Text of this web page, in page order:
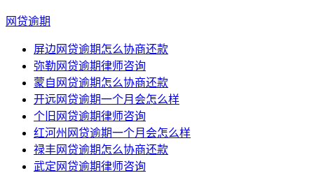
网贷逾期
屏边网贷逾期怎么协商还款
弥勒网贷逾期律师咨询
蒙自网贷逾期怎么协商还款
开远网贷逾期一个月会怎么样
个旧网贷逾期律师咨询
红河州网贷逾期一个月会怎么样
禄丰网贷逾期怎么协商还款
武定网贷逾期律师咨询